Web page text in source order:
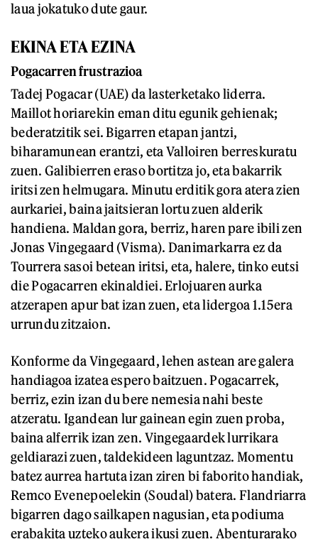
laua jokatuko dute gaur.
EKINA ETA EZINA
Pogacarren frustrazioa
Tadej Pogacar (UAE) da lasterketako liderra.
Maillot horiarekin eman ditu egunik gehienak;
bederatzitik sei. Bigarren etapan jantzi,
biharamunean erantzi, eta Valloiren berreskuratu
zuen. Galibierren eraso bortitza jo, eta bakarrik
iritsi zen helmugara. Minutu erditik gora atera zien
aurkariei, baina jaitsieran lortu zuen alderik
handiena. Maldan gora, berriz, haren pare ibili zen
Jonas Vingegaard (Visma). Danimarkarra ez da
Tourrera sasoi betean iritsi, eta, halere, tinko eutsi
die Pogacarren ekinaldiei. Erlojuaren aurka
atzerapen apur bat izan zuen, eta lidergoa 1.15era
urrundu zitzaion.
Konforme da Vingegaard, lehen astean are galera
handiagoa izatea espero baitzuen. Pogacarrek,
berriz, ezin izan du bere nemesia nahi beste
atzeratu. Igandean lur gainean egin zuen proba,
baina alferrik izan zen. Vingegaardek lurrikara
geldiarazi zuen, taldekideen laguntzaz. Momentu
batez aurrea hartuta izan ziren bi faborito handiak,
Remco Evenepoelekin (Soudal) batera. Flandriarra
bigarren dago sailkapen nagusian, eta podiuma
erabakita uzteko aukera ikusi zuen. Abenturarako